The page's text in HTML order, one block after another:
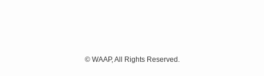
©WAAP, All Rights Reserved.